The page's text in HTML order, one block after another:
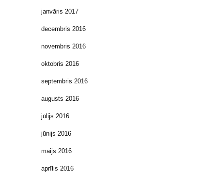
janvāris 2017
decembris 2016
novembris 2016
oktobris 2016
septembris 2016
augusts 2016
jūlijs 2016
jūnijs 2016
maijs 2016
aprīlis 2016